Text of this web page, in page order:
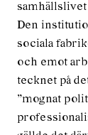
samhällslivet
Den
sociala
och emot
tecknet på
”mognat